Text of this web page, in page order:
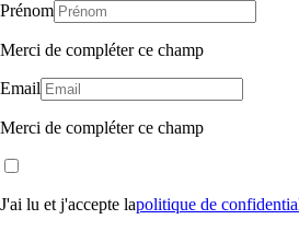
Prénom
Merci de compléter ce champ
Email
Merci de compléter ce champ
J'ai lu et j'accepte lapolitique de